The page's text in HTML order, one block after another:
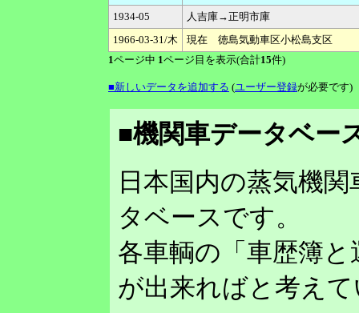
1934-05
人吉庫→正明市庫
1966-03-31/木
現在 徳島気動車区小松島支区
1ページ中 1ページ目を表示(合計15件)
■新しいデータを追加する (ユーザー登録が必要です)
■機関車データベー
日本国内の蒸気機
タベースです。
各車輌の「車歴簿
が出来ればと考え